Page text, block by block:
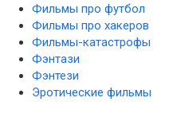
Фильмы про футбол
Фильмы про хакеров
Фильмы-катастрофы
Фэнтази
Фэнтези
Эротические фильмы